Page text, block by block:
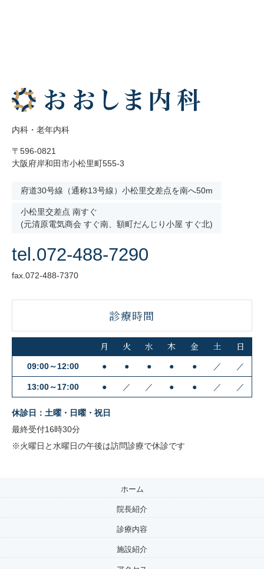
内科・老年内科
〒596-0821
大阪府岸和田市小松里町555-3
府道30号線（通称13号線）小松里交差点を南へ50m
小松里交差点 南すぐ
(元清原電気商会 すぐ南、額町だんじり小屋 すぐ北)
tel.072-488-7290
fax.072-488-7370
診療時間
月 火 水 木 金 土 日
09:00～12:00 ● ● ● ● ● ／ ／
13:00～17:00 ● ／ ／ ● ● ／ ／
休診日：土曜・日曜・祝日
最終受付16時30分
※火曜日と水曜日の午後は訪問診療で休診です
ホーム
院長紹介
診療内容
施設紹介